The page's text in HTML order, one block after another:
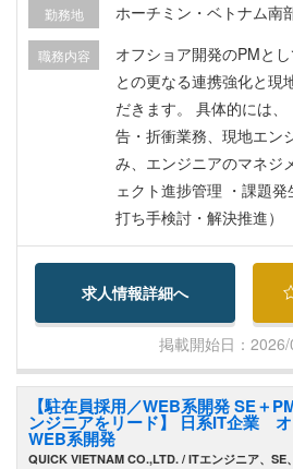
時の引越費用補助 ・日本
・資格手当（取得時に一
勤務地 ホーチミン・ベトナム南
職務内容
オフショア開発のPMと
との更なる連携強化と現
だきます。 具体的には
告・折衝業務、現地エン
み、エンジニアのマネジ
ェクト進捗管理 ・課題
打ち手検討・解決推進）
ち合わせ（要件定義、基本
後、現地就労の手続きや
ベトナム勤務となります
求人情報詳細へ
掲載開始日：
【駐在員採用／WEB系開発 SE＋
ンジニアをリード】 日系IT企業
WEB系開発
QUICK VIETNAM CO.,LTD. / ITエンジニア、SE